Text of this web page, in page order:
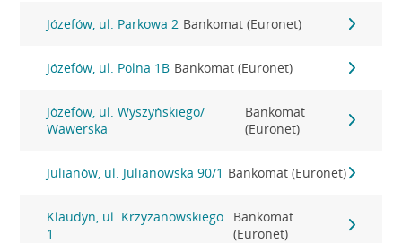
Józefów, ul. Parkowa 2 Bankomat (Euronet)
Józefów, ul. Polna 1B Bankomat (Euronet)
Józefów, ul. Wyszyńskiego/
Wawerska
Bankomat
(Euronet)
Julianów, ul. Julianowska 90/1 Bankomat (Euronet)
Klaudyn, ul. Krzyżanowskiego
1
Bankomat
(Euronet)